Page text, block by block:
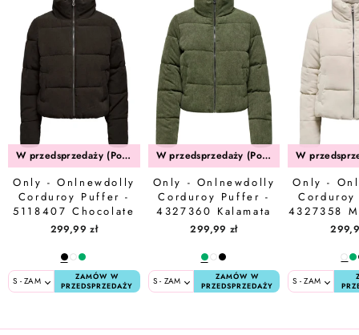
W przedsprzedaży (Połowa Sierpień)
Only - Onlnewdolly
Corduroy Puffer -
5118407 Chocolate
Torte Big Corduroy
299,99 zł
ZAMÓW W
PRZEDSPRZEDAŻY
W przedsprzedaży (Połowa Sierpień)
Only - Onlnewdolly
Corduroy Puffer -
4327360 Kalamata
Big Corduroy
299,99 zł
ZAMÓW W
PRZEDSPRZEDAŻY
Only -
4327358
Big